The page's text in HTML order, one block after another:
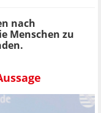
nach
Menschen zu